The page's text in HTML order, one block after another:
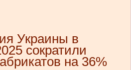
Украины в
сократили
на 36%